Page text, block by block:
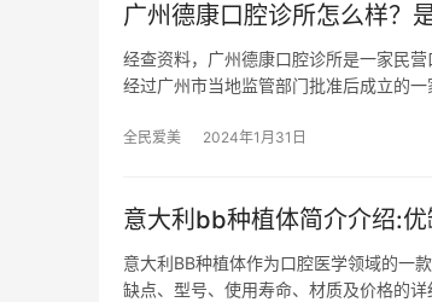
广州德康口腔诊所怎么样？
经查资料，广州德康口腔诊所是一家民
经过广州市当地监管部门批准后成立的
全民爱美 2024年1月31日
意大利bb种植体简介介绍:
意大利BB种植体作为口腔医学领域的一
缺点、型号、使用寿命、材质及价格的